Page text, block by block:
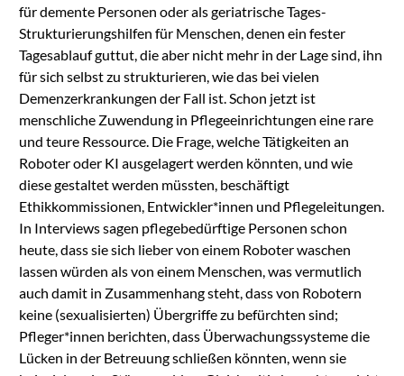
für demente Personen oder als geriatrische Tages-
Strukturierungshilfen für Menschen, denen ein fester
Tagesablauf guttut, die aber nicht mehr in der Lage sind, ihn
für sich selbst zu strukturieren, wie das bei vielen
Demenzerkrankungen der Fall ist. Schon jetzt ist
menschliche Zuwendung in Pflegeeinrichtungen eine rare
und teure Ressource. Die Frage, welche Tätigkeiten an
Roboter oder KI ausgelagert werden könnten, und wie
diese gestaltet werden müssten, beschäftigt
Ethikkommissionen, Entwickler*innen und Pflegeleitungen.
In Interviews sagen pflegebedürftige Personen schon
heute, dass sie sich lieber von einem Roboter waschen
lassen würden als von einem Menschen, was vermutlich
auch damit in Zusammenhang steht, dass von Robotern
keine (sexualisierten) Übergriffe zu befürchten sind;
Pfleger*innen berichten, dass Überwachungssysteme die
Lücken in der Betreuung schließen könnten, wenn sie